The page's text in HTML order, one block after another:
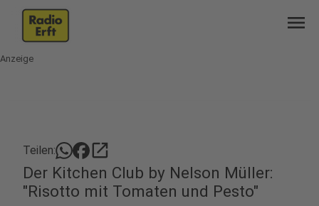
menu
Anzeige
Teilen: open_in_new
Der Kitchen Club by Nelson Müller:
"Risotto mit Tomaten und Pesto"